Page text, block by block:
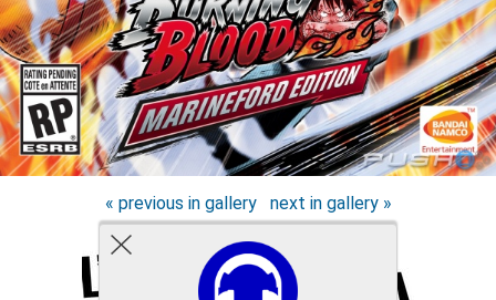
« previous in gallery next in gallery »